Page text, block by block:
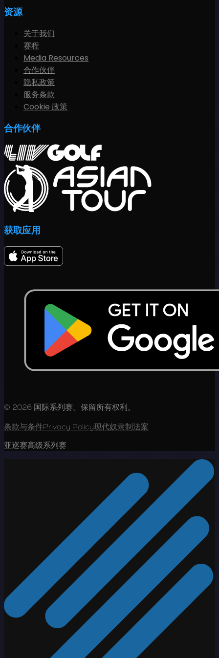
资源
关于我们
赛程
Media Resources
合作伙伴
隐私政策
服务条款
Cookie 政策
合作伙伴
获取应用
© 2026 国际系列赛。保留所有权利。
条款与条件Privacy Policy现代奴隶制法案
亚巡赛高级系列赛